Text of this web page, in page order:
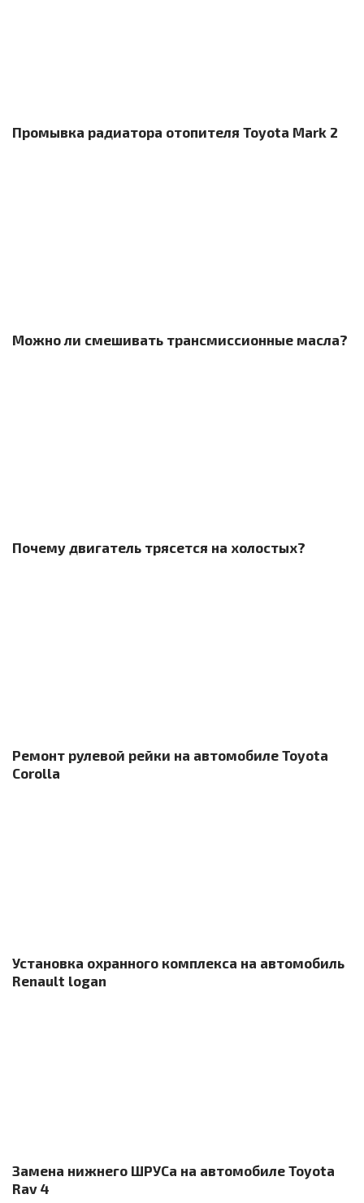
Промывка радиатора отопителя Toyota Mark 2
Можно ли смешивать трансмиссионные масла?
Почему двигатель трясется на холостых?
Ремонт рулевой рейки на автомобиле Toyota
Corolla
Установка охранного комплекса на автомобиль
Renault logan
Замена нижнего ШРУСа на автомобиле Toyota
Rav 4